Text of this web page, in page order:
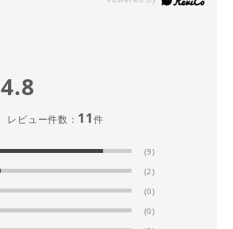
4.8
レビュー件数： 11件
(9)
(2)
(0)
(0)